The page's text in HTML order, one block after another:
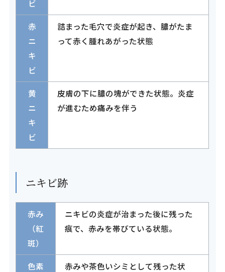
ビ
赤
ニ
キ
ビ
詰まった毛穴で炎症が起き、膿がたま
って赤く腫れあがった状態
黄
ニ
キ
ビ
皮膚の下に膿の塊ができた状態。炎症
が進むため痛みを伴う
ニキビ跡
赤み
（紅
斑）
ニキビの炎症が治まった後に残った
痕で、赤みを帯びている状態。
色素
赤みや茶色いシミとして残った状